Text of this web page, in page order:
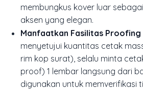
membungkus kover luar
aksen yang elegan.
Manfaatkan Fasilitas Proofing
menyetujui kuantitas cetak
rim kop surat), selalu minta
proof) 1 lembar langsung dari
digunakan untuk memverifikasi